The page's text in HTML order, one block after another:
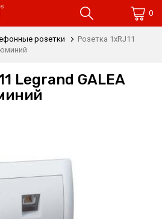
0
розетки
Розетка 1xRJ11
Legrand GALEA